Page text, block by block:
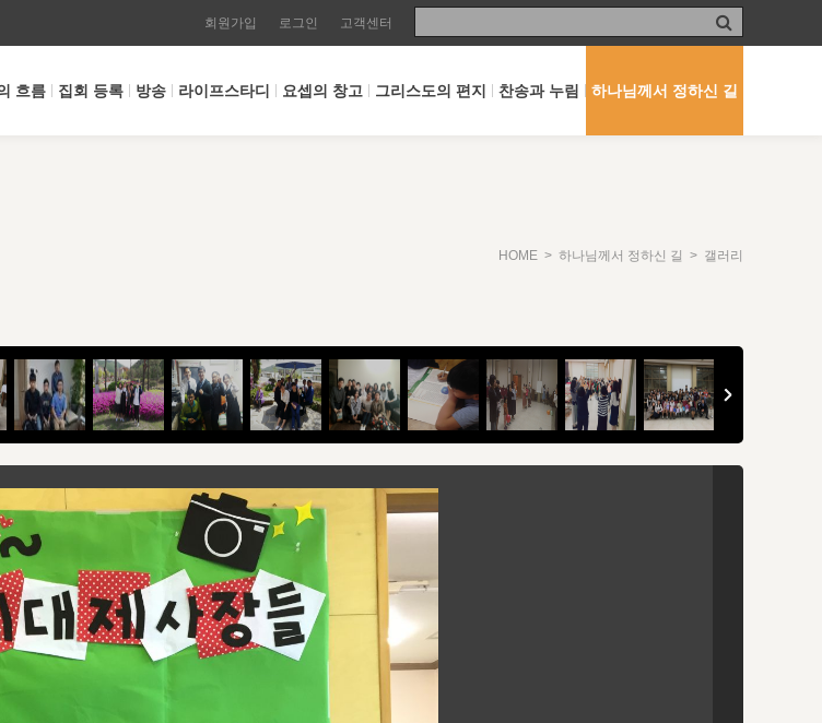
회원가입 로그인 고객센터
흐름 집회 등록 방송 라이프스타디 요셉의 창고 그리스도의 편지 찬송과 누림 하나님께서 정하신 길
HOME > 하나님께서 정하신 길 > 갤러리